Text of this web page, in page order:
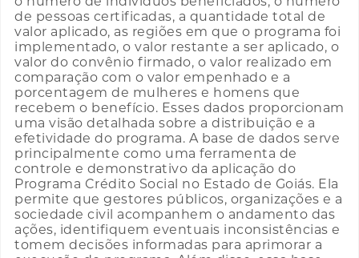
de pessoas certificadas, a quantidade total de
valor aplicado, as regiões em que o programa foi
implementado, o valor restante a ser aplicado, o
valor do convênio firmado, o valor realizado em
comparação com o valor empenhado e a
porcentagem de mulheres e homens que
recebem o benefício. Esses dados proporcionam
uma visão detalhada sobre a distribuição e a
efetividade do programa. A base de dados serve
principalmente como uma ferramenta de
controle e demonstrativo da aplicação do
Programa Crédito Social no Estado de Goiás. Ela
permite que gestores públicos, organizações e a
sociedade civil acompanhem o andamento das
ações, identifiquem eventuais inconsistências e
tomem decisões informadas para aprimorar a